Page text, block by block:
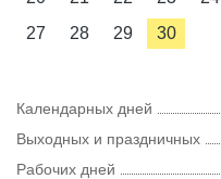
27
28 29 30
Календарных дней
Выходных и праздничных
Рабочих дней